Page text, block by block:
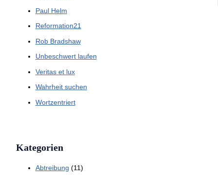
Paul Helm
Reformation21
Rob Bradshaw
Unbeschwert laufen
Veritas et lux
Wahrheit suchen
Wortzentriert
Kategorien
Abtreibung (11)